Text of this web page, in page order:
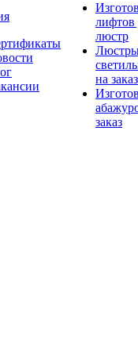
лифтов
люстр
на заказ
заказ